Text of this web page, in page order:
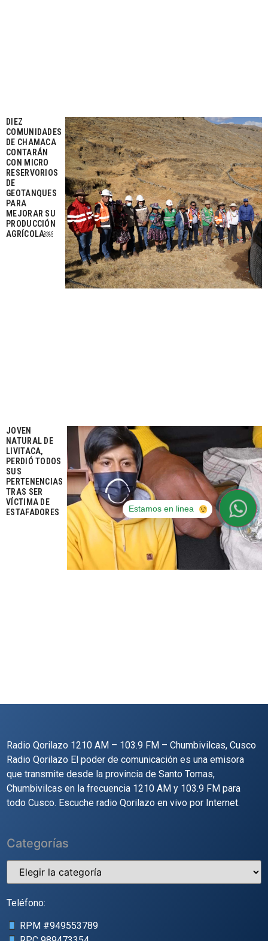
DIEZ
COMUNIDADES
DE CHAMACA
CONTARÁN
CON MICRO
RESERVORIOS
DE
GEOTANQUES
PARA
MEJORAR SU
PRODUCCIÓN
AGRÍCOLA￼
JOVEN
NATURAL DE
LIVITACA,
PERDIÓ TODOS
SUS
PERTENENCIAS
TRAS SER
VÍCTIMA DE
ESTAFADORES
Radio Qorilazo 1210 AM – 103.9 FM – Chumbivilcas, Cusco
Radio Qorilazo El poder de comunicación es una emisora
que transmite desde la provincia de Santo Tomas,
Chumbivilcas en la frecuencia 1210 AM y 103.9 FM para
todo Cusco. Escuche radio Qorilazo en vivo por Internet.
Categorías
Teléfono:
RPM #949553789
Estamos en linea